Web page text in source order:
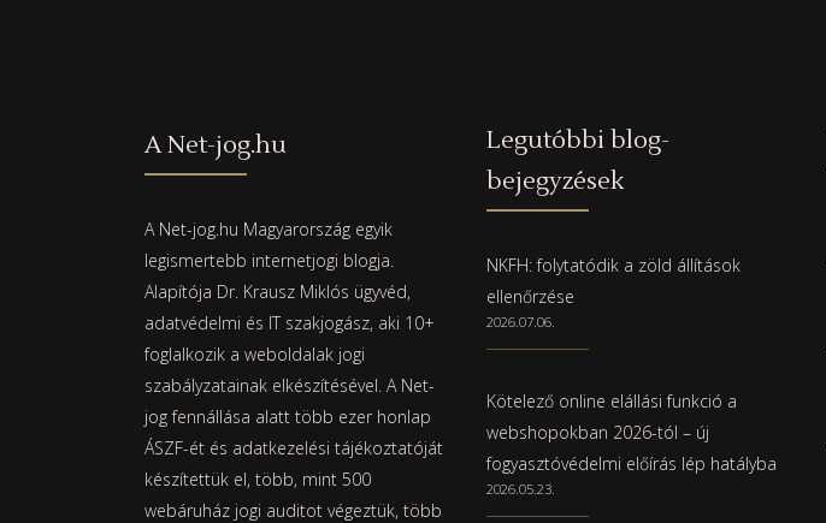
A Net-jog.hu
A Net-jog.hu Magyarország egyik
legismertebb internetjogi blogja.
Alapítója Dr. Krausz Miklós ügyvéd,
adatvédelmi és IT szakjogász, aki 10+
foglalkozik a weboldalak jogi
szabályzatainak elkészítésével. A Net-
jog fennállása alatt több ezer honlap
ÁSZF-ét és adatkezelési tájékoztatóját
készítettük el, több, mint 500
webáruház jogi auditot végeztük, több
Legutóbbi blog-
bejegyzések
NKFH: folytatódik a zöld állítások
ellenőrzése
2026.07.06.
Kötelező online elállási funkció a
webshopokban 2026-tól – új
fogyasztóvédelmi előírás lép hatályba
2026.05.23.